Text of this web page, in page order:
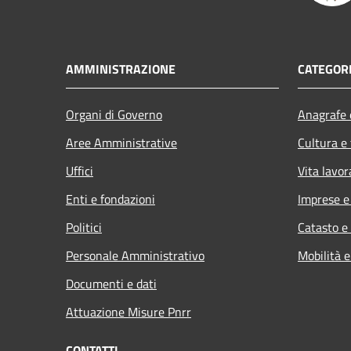
AMMINISTRAZIONE
Organi di Governo
Aree Amministrative
Uffici
Enti e fondazioni
Politici
Personale Amministrativo
Documenti e dati
Attuazione Misure Pnrr
Cultura
Vita
Imprese
Catasto
Mobilità